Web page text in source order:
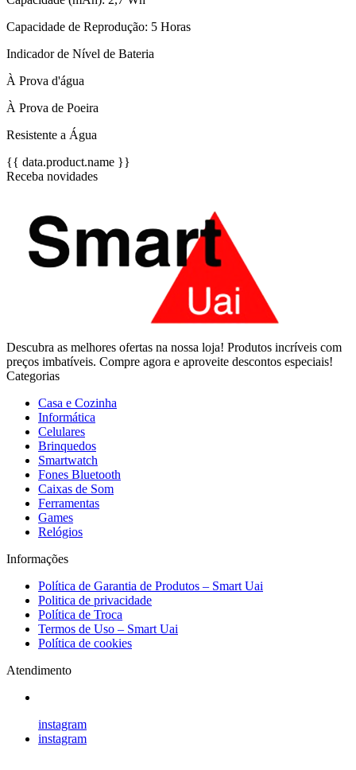
Capacidade de Reprodução: 5 Horas
Indicador de Nível de Bateria
À Prova d'água
À Prova de Poeira
Resistente a Água
{{ data.product.name }}
Receba novidades
Descubra as melhores ofertas na nossa loja! Produtos incríveis com
preços imbatíveis. Compre agora e aproveite descontos especiais!
Categorias
Casa e Cozinha
Informática
Celulares
Brinquedos
Smartwatch
Fones Bluetooth
Caixas de Som
Ferramentas
Games
Relógios
Informações
Política de Garantia de Produtos – Smart Uai
Politica de privacidade
Política de Troca
Termos de Uso – Smart Uai
Política de cookies
Atendimento
instagram
instagram